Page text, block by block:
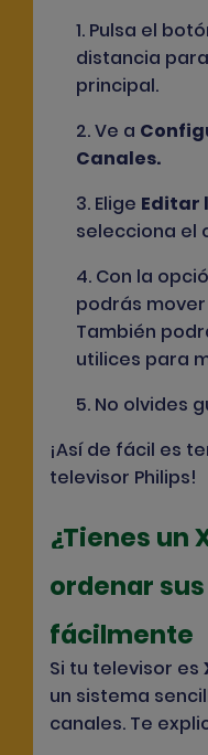
1. Pulsa el
distancia
principal.
2. Ve a
Canales.
3. Elige Editar
selecciona el
4. Con la
podrás
También
utilices para
5. No olvides
¡Así de fácil es
televisor Philips!
¿Tienes un
ordenar
fácilmente
Si tu televisor es
un sistema
canales. Te